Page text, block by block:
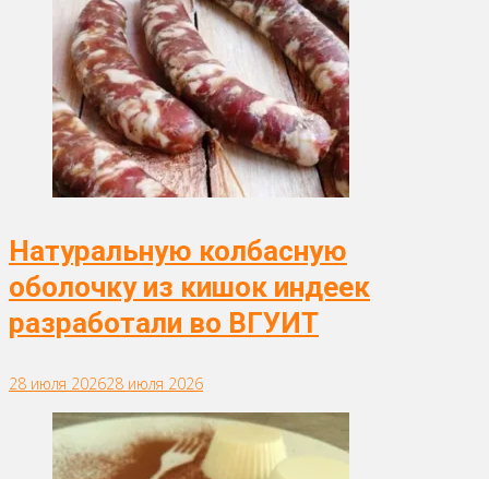
Натуральную колбасную
оболочку из кишок индеек
разработали во ВГУИТ
28 июля 202628 июля 2026